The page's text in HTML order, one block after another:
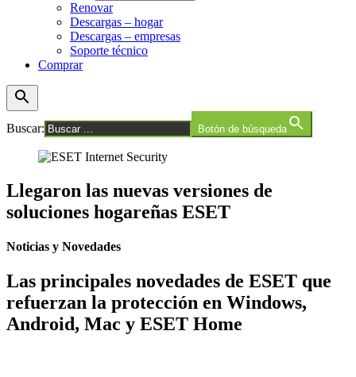
Renovar
Descargas – hogar
Descargas – empresas
Soporte técnico
Comprar
Buscar: Botón de búsqueda
Llegaron las nuevas versiones de
soluciones hogareñas ESET
Noticias y Novedades
Las principales novedades de ESET que
refuerzan la protección en Windows,
Android, Mac y ESET Home